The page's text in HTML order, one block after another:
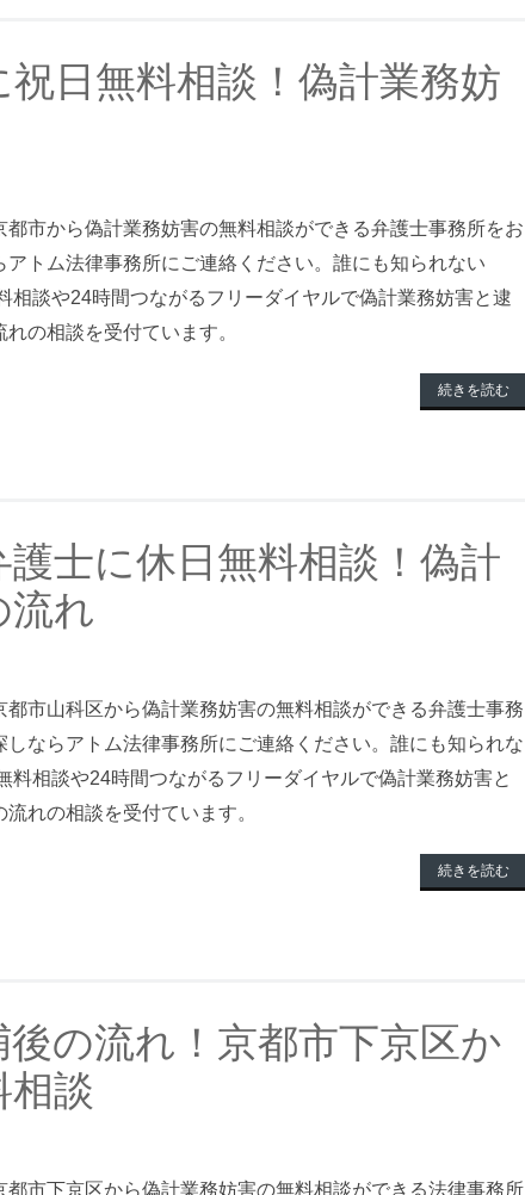
日無料相談！偽計業務妨
都市から偽計業務妨害の無料相談ができる弁護士事務所をお
アトム法律事務所にご連絡ください。誰にも知られない
相談や24時間つながるフリーダイヤルで偽計業務妨害と逮
れの相談を受付ています。
続きを読む
士に休日無料相談！偽計
流れ
都市山科区から偽計業務妨害の無料相談ができる弁護士事務
しならアトム法律事務所にご連絡ください。誰にも知られな
料相談や24時間つながるフリーダイヤルで偽計業務妨害と
流れの相談を受付ています。
続きを読む
の流れ！京都市下京区か
相談
都市下京区から偽計業務妨害の無料相談ができる法律事務所